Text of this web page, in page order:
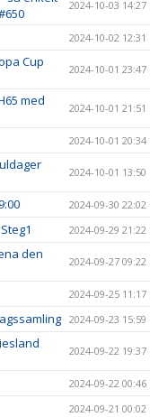
2024-10-03 14:27
2024-10-02 12:31
Cup
2024-10-01 23:47
med
2024-10-01 21:51
2024-10-01 20:34
2024-10-01 13:50
2024-09-30 22:02
2024-09-29 21:22
den
2024-09-27 09:22
2024-09-25 11:17
2024-09-23 15:59
2024-09-22 19:37
2024-09-22 00:46
2024-09-21 00:02